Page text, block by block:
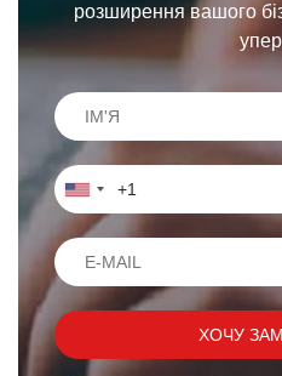
розширення вашого